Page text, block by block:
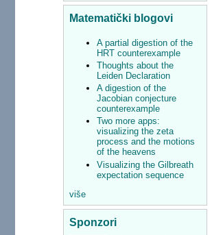
Matematički blogovi
A partial digestion of the
HRT counterexample
Thoughts about the
Leiden Declaration
A digestion of the
Jacobian conjecture
counterexample
Two more apps:
visualizing the zeta
process and the motions
of the heavens
Visualizing the Gilbreath
expectation sequence
više
Sponzori